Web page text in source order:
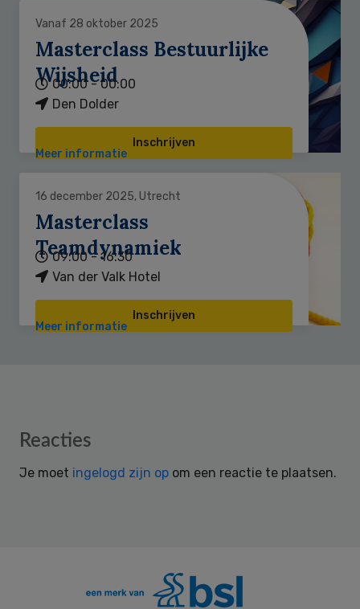
Vanaf 28 oktober 2025
Masterclass Bestuurlijke
Wijsheid
00:00 - 00:00
Den Dolder
Inschrijven
Meer informatie
16 december 2025, Utrecht
Masterclass
Teamdynamiek
09:00 - 16:30
Van der Valk Hotel
Inschrijven
Meer informatie
Reader
Reacties
Je moet ingelogd zijn op om een reactie te plaatsen.